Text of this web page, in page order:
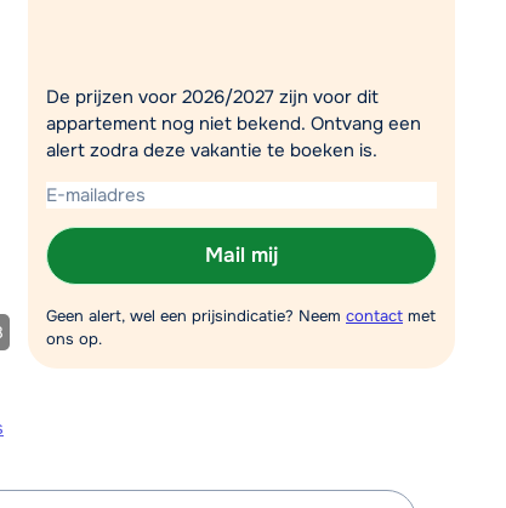
met wintersportspecialist
De prijzen voor 2026/2027 zijn voor dit
appartement nog niet bekend. Ontvang een
alert zodra deze vakantie te boeken is.
Mail mij
Geen alert, wel een prijsindicatie? Neem contact met
ons op.